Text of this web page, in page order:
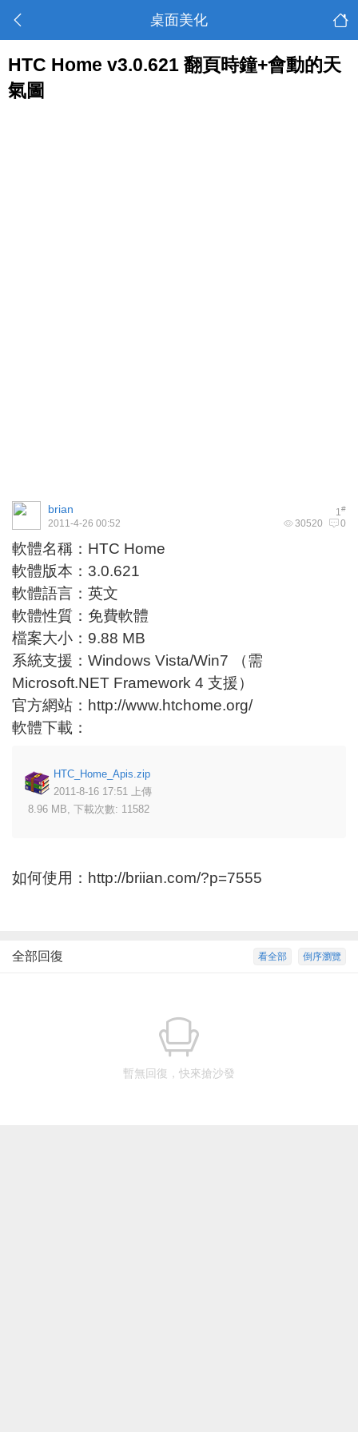
桌面美化
HTC Home v3.0.621 翻頁時鐘+會動的天
氣圖
1#
brian
30520 0
2011-4-26 00:52
軟體名稱：HTC Home
軟體版本：3.0.621
軟體語言：英文
軟體性質：免費軟體
檔案大小：9.88 MB
系統支援：Windows Vista/Win7 （需
Microsoft.NET Framework 4 支援）
官方網站： http://www.htchome.org/
軟體下載：
HTC_Home_Apis.zip
2011-8-16 17:51 上傳
8.96 MB, 下載次數: 11582
如何使用： http://briian.com/?p=7555
倒序瀏覽
看全部
全部回復
暫無回復，快來搶沙發